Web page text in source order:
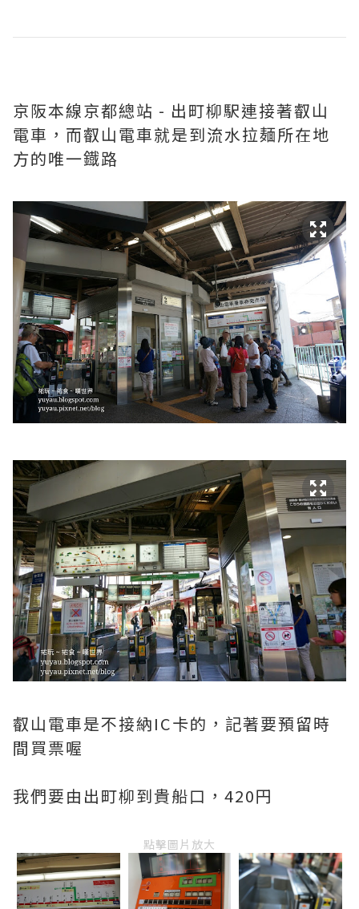
京阪本線京都總站 - 出町柳駅連接著叡山
電車，而叡山電車就是到流水拉麺所在地
方的唯一鐡路
叡山電車是不接納IC卡的，記著要預留時
間買票喔
我們要由出町柳到貴船口，420円
點擊圖片放大